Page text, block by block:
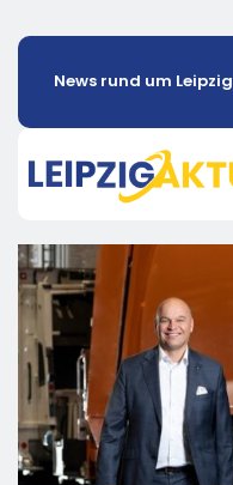
News rund um Leipzig